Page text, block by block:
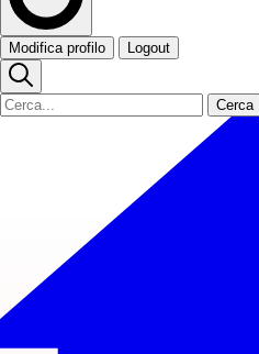
Modifica profilo Logout
Cerca